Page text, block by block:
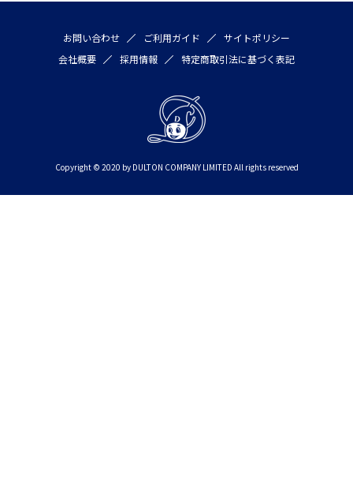
お問い合わせ ご利用ガイド
サイトポリシー
会社概要
採用情報 特定商取引法に基づく表記
Copyright © 2020 by DULTON COMPANY LIMITED All rights reserved